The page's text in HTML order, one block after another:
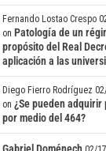
Fernando Lostao Crespo
on Patología de un
propósito del Real
aplicación a las
Diego Fierro Rodríguez
on ¿Se pueden
por medio del 464?